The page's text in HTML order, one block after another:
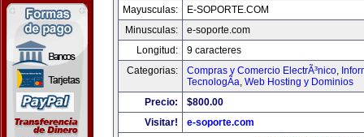
Mayusculas:
E-SOPORTE.COM
Minusculas:
e-soporte.com
Longitud:
9 caracteres
Categorias:
Compras y Comercio ElectrÃ³nico,
TecnologÃ­a, Web Hosting y Dominios
Precio:
$800.00
Visitar!
e-soporte.com